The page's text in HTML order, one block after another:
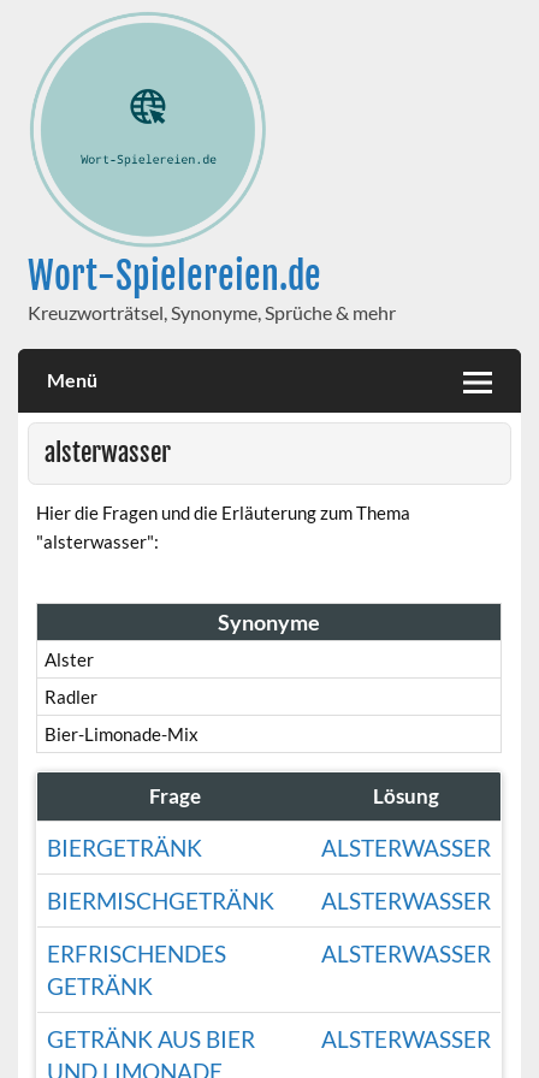
Wort-Spielereien.de
Kreuzworträtsel, Synonyme, Sprüche & mehr
Menü
alsterwasser
Hier die Fragen und die Erläuterung zum Thema
"alsterwasser":
Synonyme
Alster
Radler
Bier-Limonade-Mix
Frage Lösung
BIERGETRÄNK
ALSTERWASSER
BIERMISCHGETRÄNK
ALSTERWASSER
ERFRISCHENDES
GETRÄNK
ALSTERWASSER
GETRÄNK AUS BIER
UND LIMONADE
ALSTERWASSER